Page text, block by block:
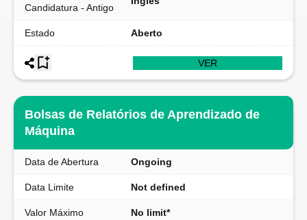
Candidatura - Antigo
Estado Aberto
VER
Bolsas de Relatórios de Aprendizado de
Máquina
Data de Abertura Ongoing
Data Limite Not defined
Valor Máximo No limit*